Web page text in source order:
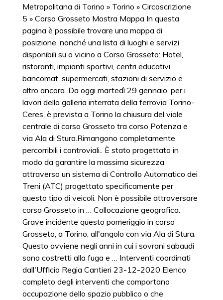
Metropolitana di Torino » Torino » Circoscrizione
5 » Corso Grosseto Mostra Mappa In questa
pagina è possibile trovare una mappa di
posizione, nonché una lista di luoghi e servizi
disponibili su o vicino a Corso Grosseto: Hotel,
ristoranti, impianti sportivi, centri educativi,
bancomat, supermercati, stazioni di servizio e
altro ancora. Da oggi martedì 29 gennaio, per i
lavori della galleria interrata della ferrovia Torino-
Ceres, è prevista a Torino la chiusura del viale
centrale di corso Grosseto tra corso Potenza e
via Ala di Stura.Rimangono completamente
percorribili i controviali.. È stato progettato in
modo da garantire la massima sicurezza
attraverso un sistema di Controllo Automatico dei
Treni (ATC) progettato specificamente per
questo tipo di veicoli. Non è possibile attraversare
corso Grosseto in … Collocazione geografica.
Grave incidente questo pomeriggio in corso
Grosseto, a Torino, all'angolo con via Ala di Stura.
Questo avviene negli anni in cui i sovrani sabaudi
sono costretti alla fuga e … Interventi coordinati
dall'Ufficio Regia Cantieri 23-12-2020 Elenco
completo degli interventi che comportano
occupazione dello spazio pubblico o che